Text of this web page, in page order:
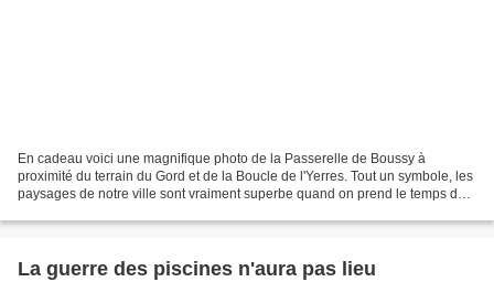
En cadeau voici une magnifique photo de la Passerelle de Boussy à
proximité du terrain du Gord et de la Boucle de l'Yerres. Tout un symbole, les
paysages de notre ville sont vraiment superbe quand on prend le temps de
La guerre des piscines n'aura pas lieu